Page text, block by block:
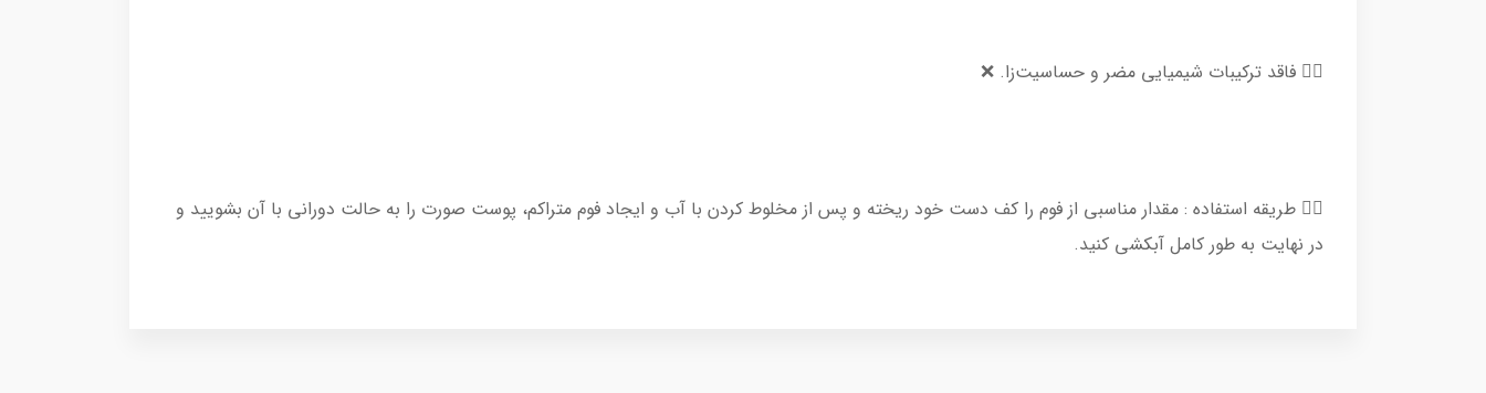
👈🏻 فاقد ترکیبات شیمیایی مضر و حساسیت‌زا. ❌
👈🏻 طریقه استفاده : مقدار مناسبی از فوم را کف دست خود ریخته و پس از مخلوط کردن با آب و ایجاد فوم متراکم، پوست صورت را به حالت دورانی با آن بشویید و
در نهایت به طور کامل آبکشی کنید.